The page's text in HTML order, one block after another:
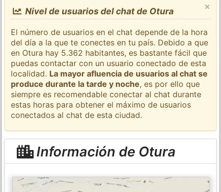
×
Nivel de usuarios del chat de Otura
El número de usuarios en el chat depende de la hora
del día a la que te conectes en tu país. Debido a que
en Otura hay 5.362 habitantes, es bastante fácil que
puedas contactar con un usuario conectado de esta
localidad. La mayor afluencia de usuarios al chat se
produce durante la tarde y noche, es por ello que
siempre es recomendable conectar al chat durante
estas horas para obtener el máximo de usuarios
conectados al chat de esta ciudad.
Información de Otura